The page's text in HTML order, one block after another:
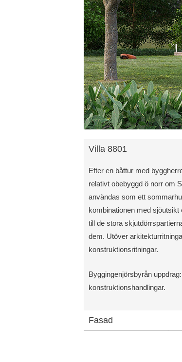
Villa 8801
Efter en båttur med
relativt obebyggd ö norr om
användas som ett
kombinationen med
till de stora
dem. Utöver
konstruktionsritningar.
Byggingenjörsbyrån
konstruktionshandlingar.
Fasad